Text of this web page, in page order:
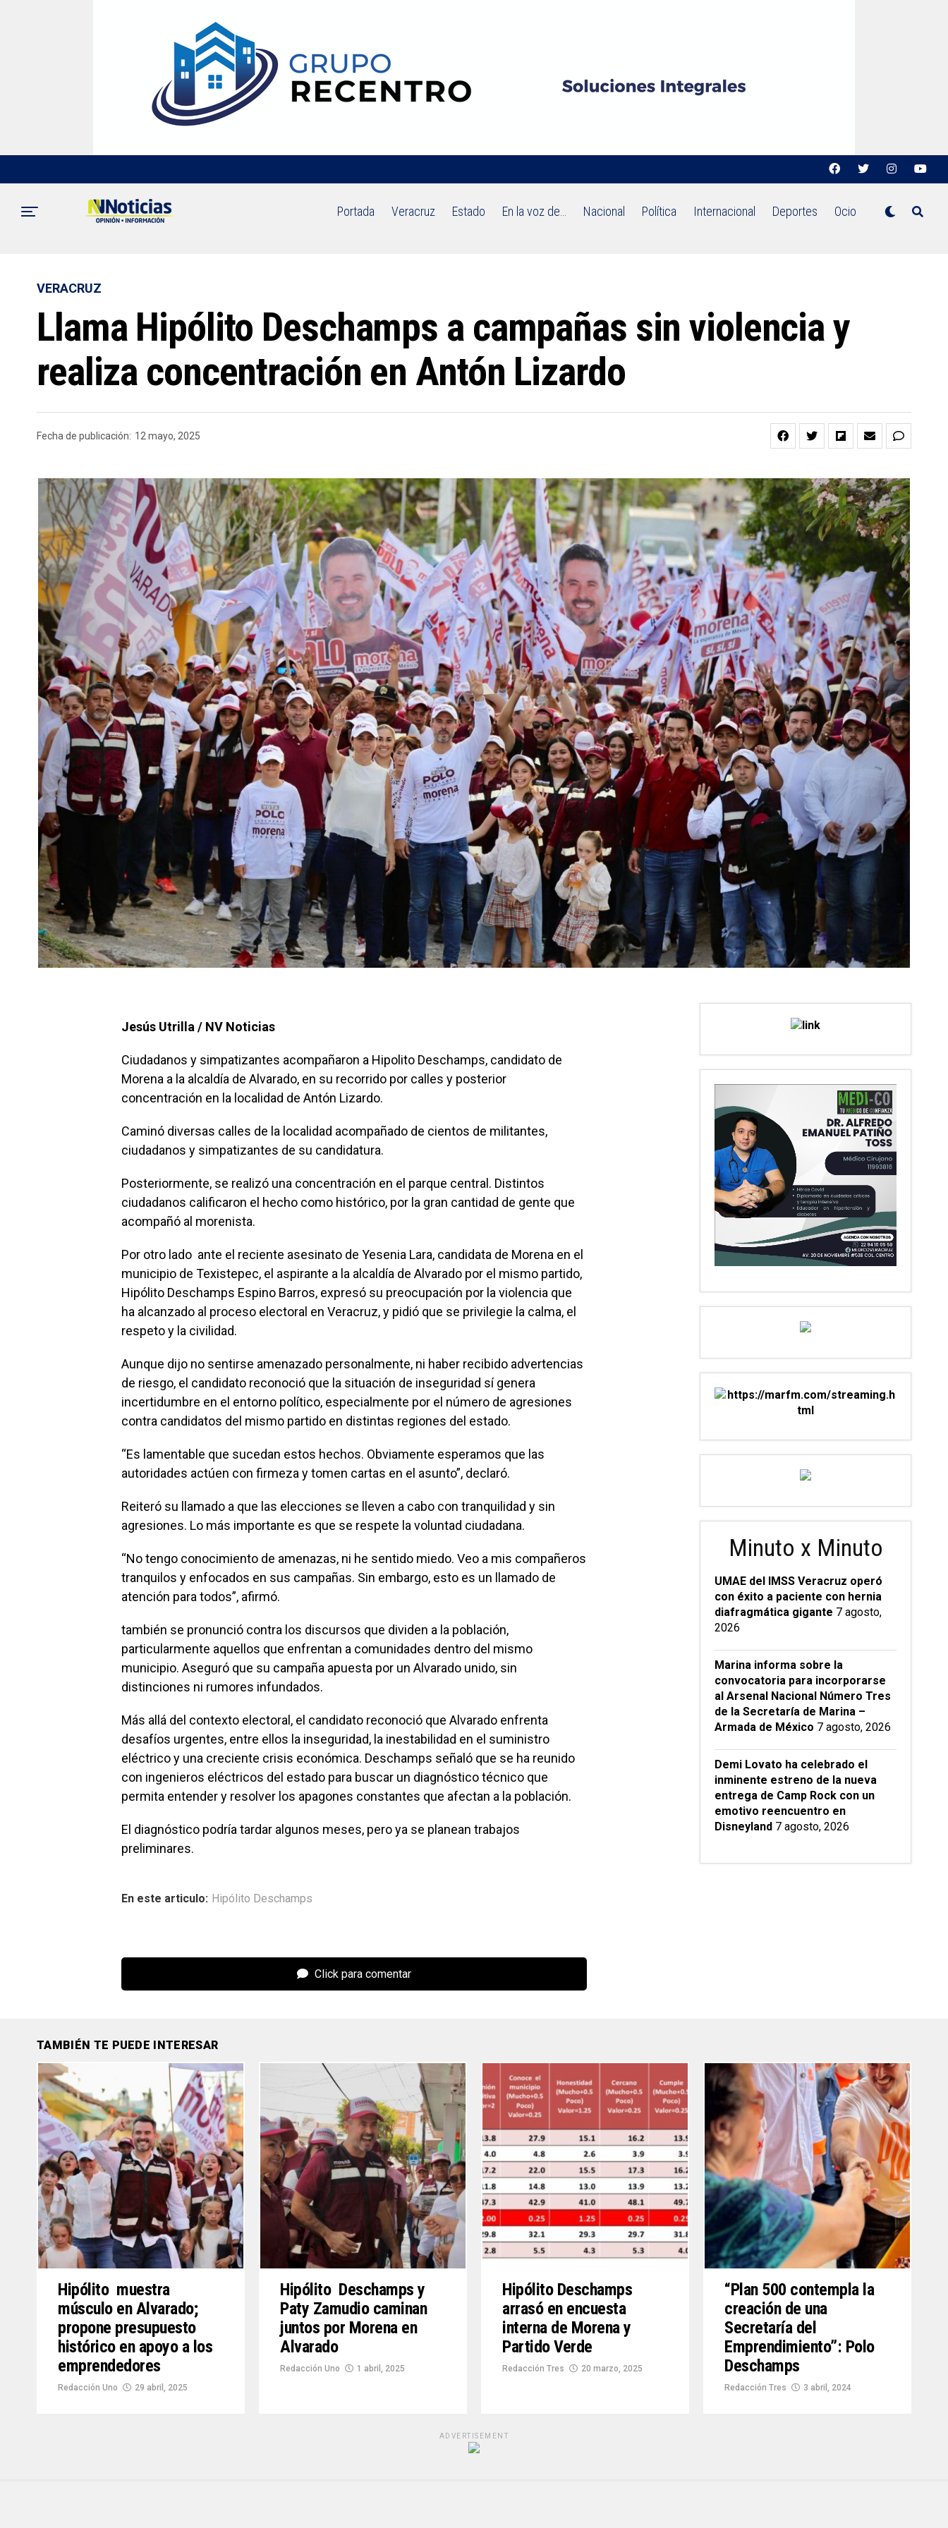
Portada Veracruz Estado En la voz de… Nacional Política Internacional Deportes Ocio
VERACRUZ
Llama Hipólito Deschamps a campañas sin violencia y
realiza concentración en Antón Lizardo
Fecha de publicación: 12 mayo, 2025
Jesús Utrilla / NV Noticias
Ciudadanos y simpatizantes acompañaron a Hipolito Deschamps, candidato de
Morena a la alcaldía de Alvarado, en su recorrido por calles y posterior
concentración en la localidad de Antón Lizardo.
Caminó diversas calles de la localidad acompañado de cientos de militantes,
ciudadanos y simpatizantes de su candidatura.
Posteriormente, se realizó una concentración en el parque central. Distintos
ciudadanos calificaron el hecho como histórico, por la gran cantidad de gente que
acompañó al morenista.
Por otro lado ante el reciente asesinato de Yesenia Lara, candidata de Morena en el
municipio de Texistepec, el aspirante a la alcaldía de Alvarado por el mismo partido,
Hipólito Deschamps Espino Barros, expresó su preocupación por la violencia que
ha alcanzado al proceso electoral en Veracruz, y pidió que se privilegie la calma, el
respeto y la civilidad.
Aunque dijo no sentirse amenazado personalmente, ni haber recibido advertencias
de riesgo, el candidato reconoció que la situación de inseguridad sí genera
incertidumbre en el entorno político, especialmente por el número de agresiones
contra candidatos del mismo partido en distintas regiones del estado.
“Es lamentable que sucedan estos hechos. Obviamente esperamos que las
autoridades actúen con firmeza y tomen cartas en el asunto”, declaró.
Reiteró su llamado a que las elecciones se lleven a cabo con tranquilidad y sin
agresiones. Lo más importante es que se respete la voluntad ciudadana.
“No tengo conocimiento de amenazas, ni he sentido miedo. Veo a mis compañeros
tranquilos y enfocados en sus campañas. Sin embargo, esto es un llamado de
atención para todos”, afirmó.
también se pronunció contra los discursos que dividen a la población,
particularmente aquellos que enfrentan a comunidades dentro del mismo
municipio. Aseguró que su campaña apuesta por un Alvarado unido, sin
distinciones ni rumores infundados.
Más allá del contexto electoral, el candidato reconoció que Alvarado enfrenta
desafíos urgentes, entre ellos la inseguridad, la inestabilidad en el suministro
eléctrico y una creciente crisis económica. Deschamps señaló que se ha reunido
con ingenieros eléctricos del estado para buscar un diagnóstico técnico que
permita entender y resolver los apagones constantes que afectan a la población.
El diagnóstico podría tardar algunos meses, pero ya se planean trabajos
preliminares.
En este articulo: Hipólito Deschamps
Click para comentar
Minuto x Minuto
UMAE del IMSS Veracruz operó
con éxito a paciente con hernia
diafragmática gigante 7 agosto,
2026
Marina informa sobre la
convocatoria para incorporarse
al Arsenal Nacional Número Tres
de la Secretaría de Marina –
Armada de México 7 agosto, 2026
Demi Lovato ha celebrado el
inminente estreno de la nueva
entrega de Camp Rock con un
emotivo reencuentro en
Disneyland 7 agosto, 2026
TAMBIÉN TE PUEDE INTERESAR
Hipólito muestra
músculo en Alvarado;
propone presupuesto
histórico en apoyo a los
emprendedores
Redacción Uno 29 abril, 2025
Hipólito Deschamps y
Paty Zamudio caminan
juntos por Morena en
Alvarado
Redacción Uno 1 abril, 2025
Hipólito Deschamps
arrasó en encuesta
interna de Morena y
Partido Verde
Redacción Tres 20 marzo, 2025
“Plan 500 contempla la
creación de una
Secretaría del
Emprendimiento”: Polo
Deschamps
Redacción Tres 3 abril, 2024
ADVERTISEMENT